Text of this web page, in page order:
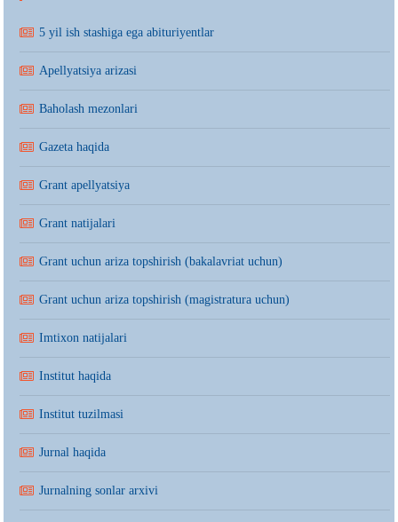
5 yil ish stashiga ega abituriyentlar
Apellyatsiya arizasi
Baholash mezonlari
Gazeta haqida
Grant apellyatsiya
Grant natijalari
Grant uchun ariza topshirish (bakalavriat uchun)
Grant uchun ariza topshirish (magistratura uchun)
Imtixon natijalari
Institut haqida
Institut tuzilmasi
Jurnal haqida
Jurnalning sonlar arxivi